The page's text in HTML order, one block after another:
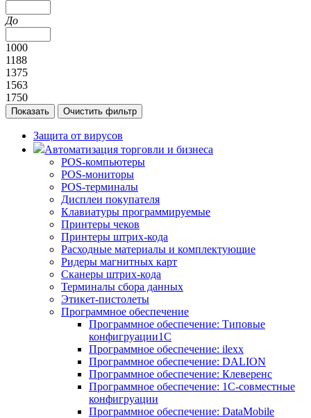
До
1000
1188
1375
1563
1750
Защита от вирусов
Автоматизация торговли и бизнеса
POS-компьютеры
POS-мониторы
POS-терминалы
Дисплеи покупателя
Клавиатуры программируемые
Принтеры чеков
Принтеры штрих-кода
Расходные материалы и комплектующие
Ридеры магнитных карт
Сканеры штрих-кода
Терминалы сбора данных
Этикет-пистолеты
Программное обеспечение
Программное обеспечение: Типовые
конфигруации1С
Программное обеспечение: ilexx
Программное обеспечение: DALION
Программное обеспечение: Клеверенс
Программное обеспечение: 1С-совместные
конфигруации
Программное обеспечение: DataMobile